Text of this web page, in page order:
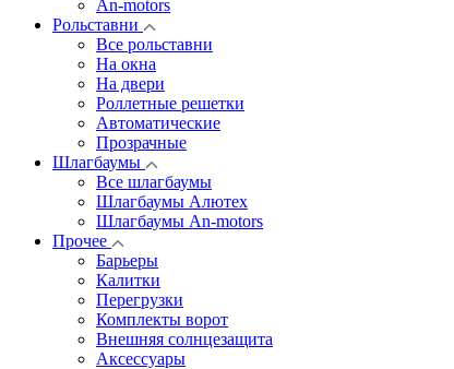
An-motors
Рольставни
Все рольставни
На окна
На двери
Роллетные решетки
Автоматические
Прозрачные
Шлагбаумы
Все шлагбаумы
Шлагбаумы Алютех
Шлагбаумы An-motors
Прочее
Барьеры
Калитки
Перегрузки
Комплекты ворот
Внешняя солнцезащита
Аксессуары